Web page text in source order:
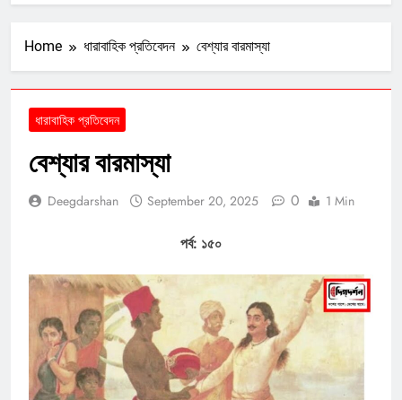
Home ধারাবাহিক প্রতিবেদন বেশ্যার বারমাস্যা
ধারাবাহিক প্রতিবেদন
বেশ্যার বারমাস্যা
Deegdarshan September 20, 2025 0 1 Min
পর্ব: ১৫০